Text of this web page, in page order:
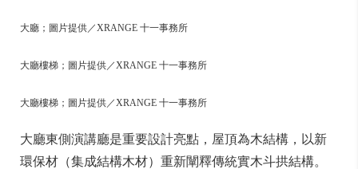
大廳；圖片提供／XRANGE 十一事務所
大廳樓梯；圖片提供／XRANGE 十一事務所
大廳樓梯；圖片提供／XRANGE 十一事務所
大廳東側演講廳是重要設計亮點，屋頂為木結構，以新
環保材（集成結構木材）重新闡釋傳統實木斗拱結構。